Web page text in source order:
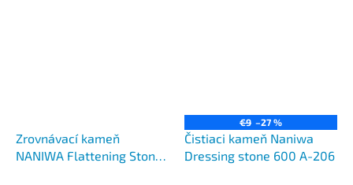
Zrovnávací kameň
NANIWA Flattening Stone
€9 –27 %
Čistiaci kameň Naniwa
Dressing stone 600 A-206